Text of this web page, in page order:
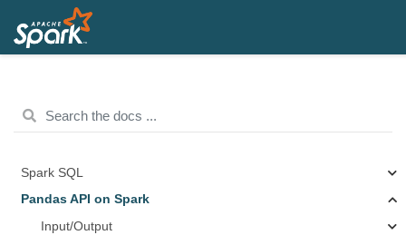
Spark SQL
Pandas API on Spark
Input/Output